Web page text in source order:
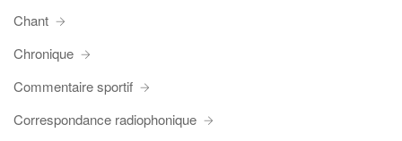
Chant
Chronique
Commentaire sportif
Correspondance radiophonique